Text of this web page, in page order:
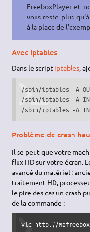
FreeboxPlayer et
vous reste plus
à la place de
Avec Iptables
Dans le script iptables ,
/sbin/iptables -A
/sbin/iptables -A
/sbin/iptables -A
Problème de crash
Il se peut que votre
flux HD sur votre écran.
avancé du matériel :
traitement HD,
le pire des cas un crash
de la commande :
vlc http://